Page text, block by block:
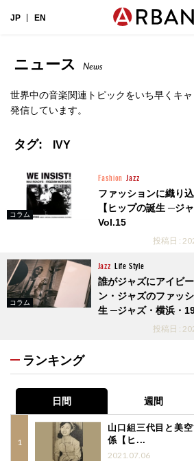
JP EN
ニュース News
世界中の音楽関連トピックをいち早くキ
発信しています。
タグ: IVY
コラム
Fashion Jazz
ファッションに織り
【ヒップの誕生 ─ジ
Vol.15
投稿日 :
コラム
Jazz Life Style
誰がジャズにアイビ
ン・ジャズのファッ
生 ─ジャズ・横浜・
投稿日 :
ランキング
日間 週間
山口組三代目と美
係【ヒ...
2021.07.06